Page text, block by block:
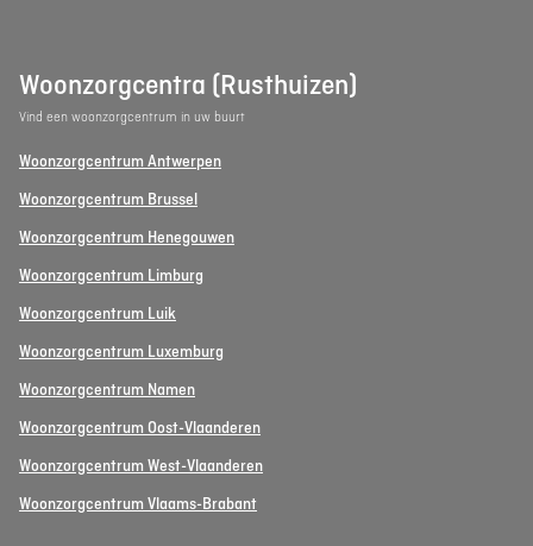
Woonzorgcentra (Rusthuizen)
Vind een woonzorgcentrum in uw buurt
Woonzorgcentrum Antwerpen
Woonzorgcentrum Brussel
Woonzorgcentrum Henegouwen
Woonzorgcentrum Limburg
Woonzorgcentrum Luik
Woonzorgcentrum Luxemburg
Woonzorgcentrum Namen
Woonzorgcentrum Oost-Vlaanderen
Woonzorgcentrum West-Vlaanderen
Woonzorgcentrum Vlaams-Brabant